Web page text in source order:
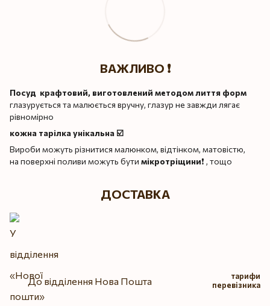
ВАЖЛИВО ❗️
Посуд крафтовий, виготовлений методом лиття форм
глазурується та малюється вручну, глазур не завжди лягає
рівномірно
кожна тарілка унікальна ☑️
Вироби можуть різнитися малюнком, відтінком, матовістю,
на поверхні поливи можуть бути мікротріщини❗️ , тощо
ДОСТАВКА
До відділення Нова Пошта
тарифи
перевізника